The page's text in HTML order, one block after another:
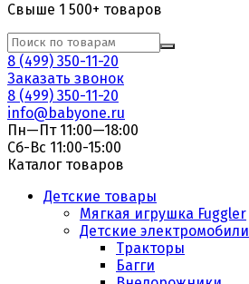
Свыше 1 500+ товаров
8 (499) 350-11-20
Заказать звонок
8 (499) 350-11-20
info@babyone.ru
Пн—Пт 11:00—18:00
Сб-Вс 11:00-15:00
Каталог товаров
Детские товары
Мягкая игрушка Fuggler
Детские электромобили
Тракторы
Багги